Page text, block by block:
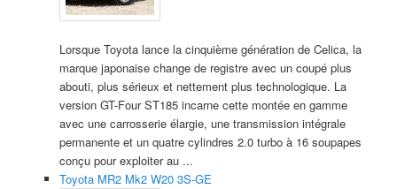
Lorsque Toyota lance la cinquième génération de Celica, la
marque japonaise change de registre avec un coupé plus
abouti, plus sérieux et nettement plus technologique. La
version GT-Four ST185 incarne cette montée en gamme
avec une carrosserie élargie, une transmission intégrale
permanente et un quatre cylindres 2.0 turbo à 16 soupapes
conçu pour exploiter au ...
Toyota MR2 Mk2 W20 3S-GE